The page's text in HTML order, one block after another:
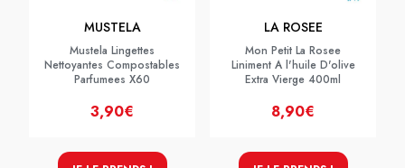
MUSTELA
Mustela Lingettes
Nettoyantes Compostables
Parfumees X60
3,90€
LA ROSEE
Mon Petit La Rosee
Liniment A l'huile D'olive
Extra Vierge 400ml
8,90€